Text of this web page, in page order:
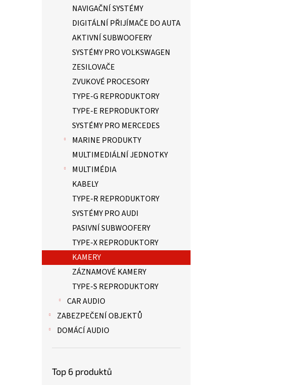
NAVIGAČNÍ SYSTÉMY
DIGITÁLNÍ PŘIJÍMAČE DO AUTA
AKTIVNÍ SUBWOOFERY
SYSTÉMY PRO VOLKSWAGEN
ZESILOVAČE
ZVUKOVÉ PROCESORY
TYPE-G REPRODUKTORY
TYPE-E REPRODUKTORY
SYSTÉMY PRO MERCEDES
MARINE PRODUKTY
MULTIMEDIÁLNÍ JEDNOTKY
MULTIMÉDIA
KABELY
TYPE-R REPRODUKTORY
SYSTÉMY PRO AUDI
PASIVNÍ SUBWOOFERY
TYPE-X REPRODUKTORY
KAMERY
ZÁZNAMOVÉ KAMERY
TYPE-S REPRODUKTORY
CAR AUDIO
ZABEZPEČENÍ OBJEKTŮ
DOMÁCÍ AUDIO
Top 6 produktů